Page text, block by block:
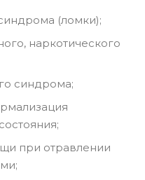
(ломки);
наркотического
синдрома;
при отравлении